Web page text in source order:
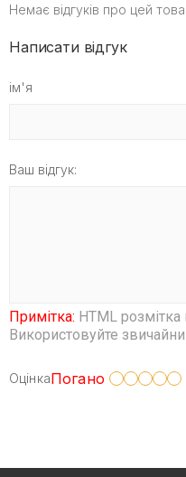
Немає відгуків про цей
Написати відгук
ім'я
Ваш відгук:
Примітка: HTML розмітка
Використовуйте
ОцінкаПогано